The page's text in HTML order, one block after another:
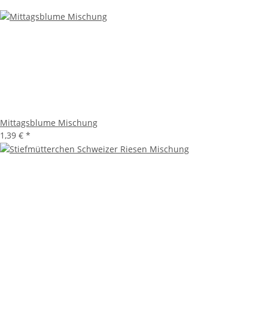
Mittagsblume Mischung
1,39 € *